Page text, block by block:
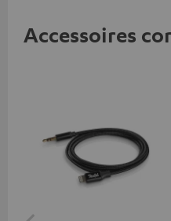
Accessoires